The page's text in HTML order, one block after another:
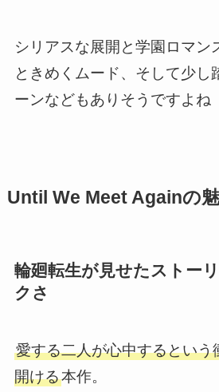
シリアスな展開と学園ロマン
ときめくムード、そして少し
ーンなどもありそうですよね
Until We Meet Againの
輪廻転生が見せたストー
クさ
愛する二人が心中するという
開ける本作。